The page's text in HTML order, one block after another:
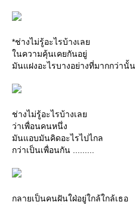
*ช่างไม่รู้อะไรบ้างเล
นความคุ้นเคยกันอยู่
มันแฝงอะไรบางอย่างที่มากกว่านั้น
ช่างไม่รู้อะไรบ้างเล
ว่าเพื่อนคนหนึ่ง
มันแอบมันคิดอะไรไปไกล
กว่าเป็นเพื่อนกัน .........
กลายเป็นคนฝันใฝ่อยู่ใกล้ใกล้เธอ